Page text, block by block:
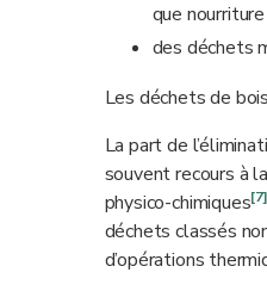
que
des déchets
Les déchets de
La part de
souvent recours à
physico-chimiques[7]
déchets classés
d’opérations